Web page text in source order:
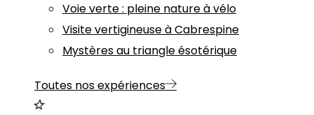
Voie verte : pleine nature à vélo
Visite vertigineuse à Cabrespine
Mystères au triangle ésotérique
Toutes nos expériences